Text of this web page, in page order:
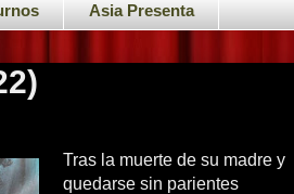
Asia Presenta
Tras la muerte de su madre y
quedarse sin parientes